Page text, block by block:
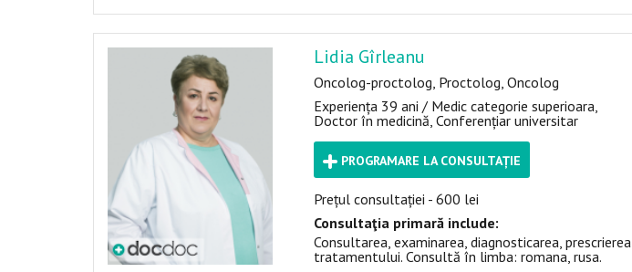
Lidia Gîrleanu
Oncolog-proctolog, Proctolog, Oncolog
Experiența 39 ani / Medic categorie superioara,
Doctor în medicină, Conferențiar universitar
PROGRAMARE LA CONSULTAȚIE
Prețul consultației - 600 lei
Consultaţia primară include:
Consultarea, examinarea, diagnosticarea, prescrierea
tratamentului. Consultă în limba: romana, rusa.